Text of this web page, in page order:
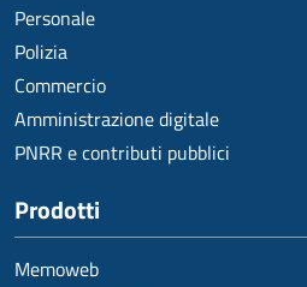
Personale
Polizia
Commercio
Amministrazione digitale
PNRR e contributi pubblici
Prodotti
Memoweb